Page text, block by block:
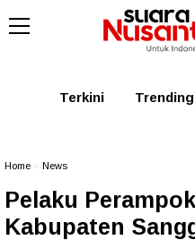
Kalbar
Terkini Trending
Home News
Pelaku
Kabupaten